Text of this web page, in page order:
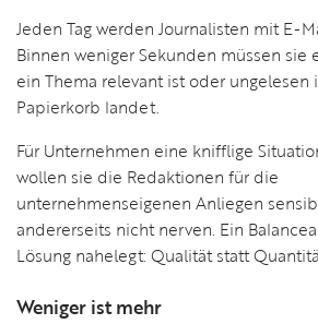
Jeden Tag werden Journalisten mit E-
Binnen weniger Sekunden müssen sie
ein Thema relevant ist oder
Papierkorb landet.
Für Unternehmen eine knifflige
wollen sie die Redaktionen für die
unternehmenseigenen Anliegen
andererseits nicht nerven. Ein
Lösung nahelegt: Qualität statt
Weniger ist mehr